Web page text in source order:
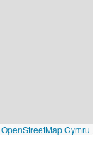
OpenStreetMap Cymru